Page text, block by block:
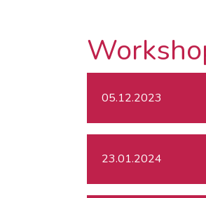
05.12.2023
23.01.2024